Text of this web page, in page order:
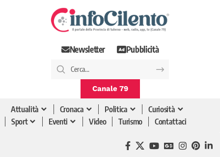
Newsletter Pubblicità
Canale 79
Attualità Cronaca Politica
Curiosità
Sport
Eventi Video Turismo Contattaci